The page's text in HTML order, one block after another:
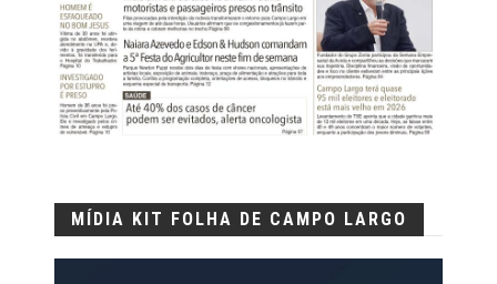
MÍDIA KIT FOLHA DE CAMPO LARGO